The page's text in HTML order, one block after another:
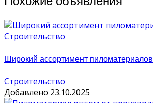
Строительство
Широкий ассортимент пиломатериалов
Строительство
Добавлено 23.10.2025